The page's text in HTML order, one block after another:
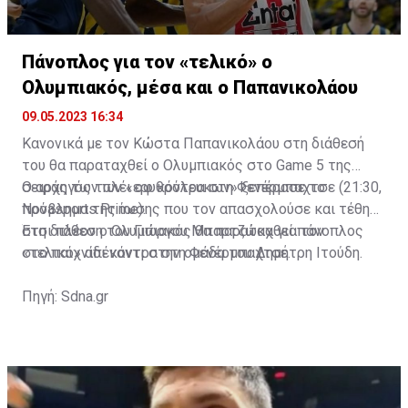
Αποτελέσματα και πρόγραμμα της σειράς
Game 1: Ολυμπιακός - Φενέρμπαχτσε79-68
Game 2: Ολυμπιακός - Φενέρμπαχτσε78-82
Game 4: Φενέρμπαχτσε - Ολυμπιακός
Ο MVP
Πάνοπλος για τον «τελικό» ο
Ολυμπιακός, μέσα και ο Παπανικολάου
09.05.2023 16:34
Κανονικά με τον Κώστα Παπανικολάου στη διάθεσή
του θα παραταχθεί ο Ολυμπιακός στο Game 5 της
σειράς των πλέι οφ κόντρα στη Φενέρμπαχτσε (21:30,
Novasports Prime).
Ο αρχηγός των «ερυθρόλευκων» ξεπέρασε το
πρόβλημα της ίωσης που τον απασχολούσε και τέθηκε
στη διάθεση του Γιώργου Μπαρτζώκα για τον
«τελικό» απέναντι στην ομάδα του Δημήτρη Ιτούδη.
Έτσι πλέον ο Ολυμπιακός θα παραταχθεί πάνοπλος
στο παιχνίδι κόντρα στη Φενέρμπαχτσε.
Πηγή: Sdna.gr